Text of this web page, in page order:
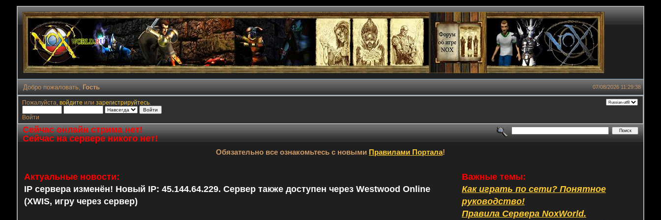
07/08/2026 11:29:38
Добро пожаловать, Гость
Пожалуйста, войдите или зарегистрируйтесь.
Войти
Сейчас онлайн стрима нет!
Сейчас на сервере никого нет!
Обязательно все ознакомьтесь с новыми Правилами Портала!
Актуальные новости:
IP сервера изменён! Новый IP: 45.144.64.229. Сервер также доступен через Westwood Online
(XWIS, игру через сервер)
Важные темы:
Как играть по сети? Понятное
руководство!
Правила Сервера NoxWorld.